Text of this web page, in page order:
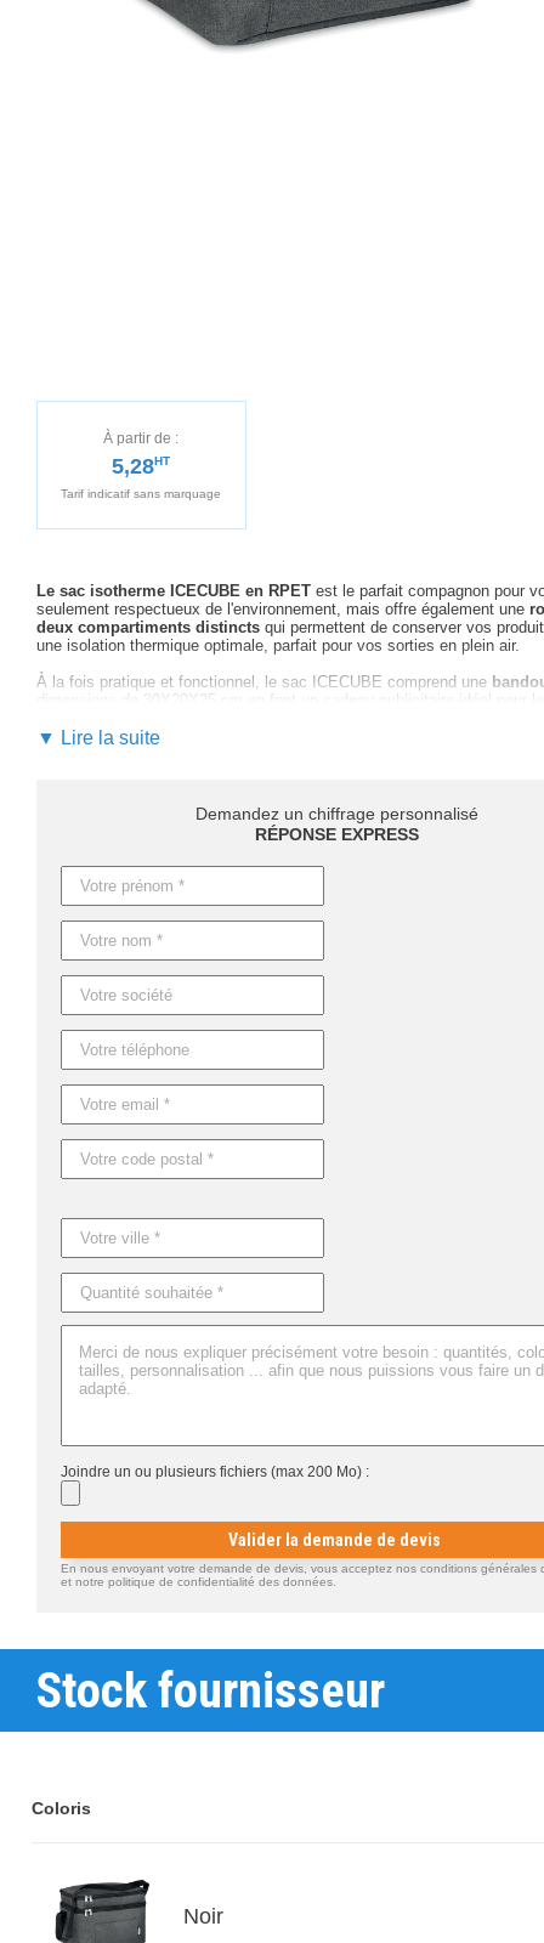
À partir de :
5,28HT
Tarif indicatif sans marquage
Le sac isotherme ICECUBE en RPET est le parfait compagnon pour
seulement respectueux de l'environnement, mais offre également une
deux compartiments distincts qui permettent de conserver vos
une isolation thermique optimale, parfait pour vos sorties en plein air.
À la fois pratique et fonctionnel, le sac ICECUBE comprend une
dimensions de 30X20X25 cm en font un cadeau publicitaire idéal
En optant pour la personnalisation de ce sac, vous bénéficiez d'
livraison flexiblesselon vos besoins : 4 jours
production express est également disponible sur demande pour
N'attendez plus pour vous démarquer avec le sac isotherme
ce produit peut enrichir vos stratégies publicitaires tout en respectant
Caractéristiques du produit :
Référence : MO9915
Nom : ICECUBE
Dimensions : 30X20X25 CM
▼ Lire la suite
Demandez un chiffrage personnalisé
RÉPONSE EXPRESS
Joindre un ou plusieurs fichiers (max 200 Mo) :
Valider la demande de devis
En nous envoyant votre demande de devis, vous acceptez nos conditions générales
et notre politique de confidentialité des données.
Stock fournisseur
Coloris
Noir